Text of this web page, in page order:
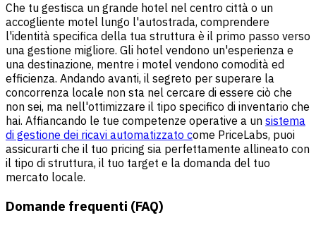
Che tu gestisca un grande hotel nel centro città o un
accogliente motel lungo l'autostrada, comprendere
l'identità specifica della tua struttura è il primo passo verso
una gestione migliore. Gli hotel vendono un'esperienza e
una destinazione, mentre i motel vendono comodità ed
efficienza. Andando avanti, il segreto per superare la
concorrenza locale non sta nel cercare di essere ciò che
non sei, ma nell'ottimizzare il tipo specifico di inventario che
hai. Affiancando le tue competenze operative a un sistema
di gestione dei ricavi automatizzato come PriceLabs, puoi
assicurarti che il tuo pricing sia perfettamente allineato con
il tipo di struttura, il tuo target e la domanda del tuo
mercato locale.
Domande frequenti (FAQ)